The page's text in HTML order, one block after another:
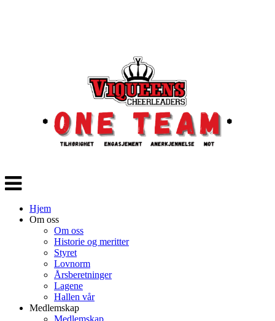
Veksle
navigasjon
Hjem
Om oss
Om oss
Historie og meritter
Styret
Lovnorm
Årsberetninger
Lagene
Hallen vår
Medlemskap
Medlemskap